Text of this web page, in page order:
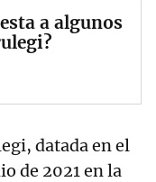
a algunos
datada en el
de 2021 en la